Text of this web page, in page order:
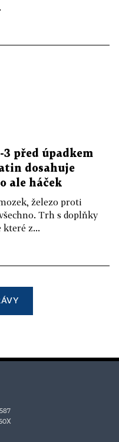
3 před úpadkem
dosahuje
ale háček
železo proti
Trh s doplňky
které z...